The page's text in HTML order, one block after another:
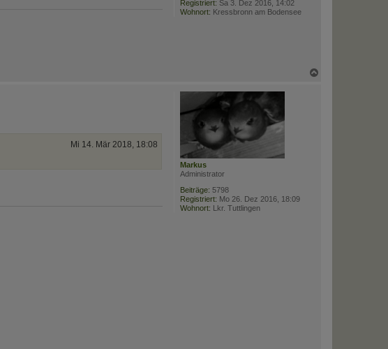
Registriert: Sa 3. Dez 2016, 14:02
Wohnort: Kressbronn am Bodensee
Markus
Administrator
Beiträge: 5798
Registriert: Mo 26. Dez 2016, 18:09
Wohnort: Lkr. Tuttlingen
Mi 14. Mär 2018, 18:08